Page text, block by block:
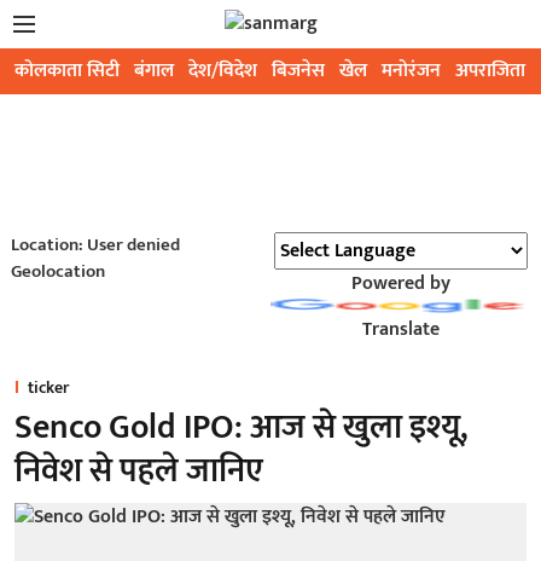
कोलकाता सिटी बंगाल देश/विदेश बिजनेस खेल मनोरंजन अपराजिता
Location: User denied
Geolocation
Powered by
Translate
ticker
Senco Gold IPO: आज से खुला इश्यू,
निवेश से पहले जानिए